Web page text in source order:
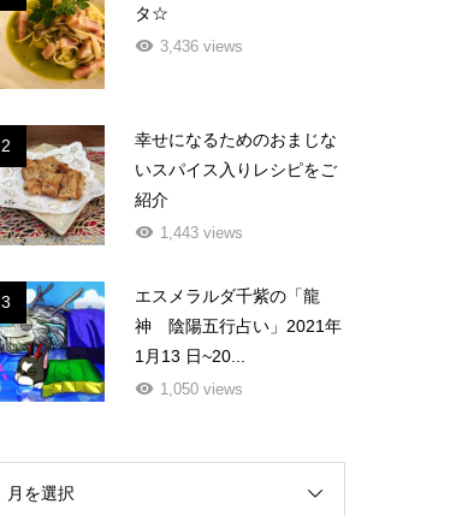
タ☆
3,436 views
2
幸せになるためのおまじな
いスパイス入りレシピをご
紹介
1,443 views
3
エスメラルダ千紫の「龍
神 陰陽五行占い」2021年
1月13 日~20...
1,050 views
月を選択